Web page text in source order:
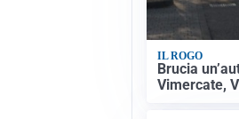
IL ROGO
Brucia
Vimercate,